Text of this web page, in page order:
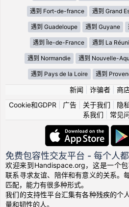
遇到 Fort-de-france 遇到 Grand
遇到 Guadeloupe 遇到 Guyane
遇到 Île-de-France 遇到 La
遇到 Normandie 遇到 Nouvelle-
遇到 Pays de la Loire 遇到
新闻 诈骗者| 商
Cookie和GDPR
广告| 关于我们 隐
系我们
常见
免费包容性交友平台 - 每个人
欢迎来到Handispace.org，这是一个
联系寻求友谊、陪伴和有意义的关系。
匹配，能力有很多种形式。
我们的支持性平台汇集有各种残疾的个
量和韧性的人。